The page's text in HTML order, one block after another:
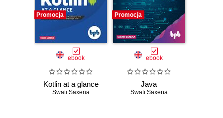
Promocja
ebook
Kotlin at a glance
Swati Saxena
Promocja
ebook
Java
Swati Saxena